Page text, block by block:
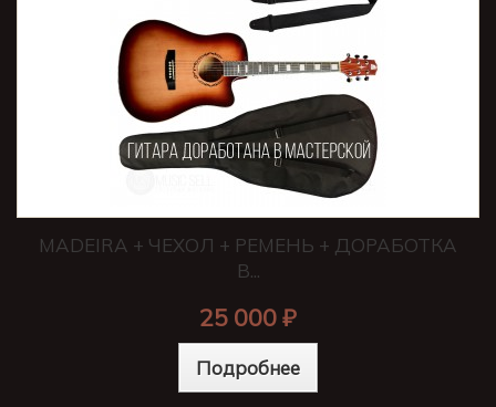
MADEIRA + ЧЕХОЛ + РЕМЕНЬ + ДОРАБОТКА
В...
25 000 ₽
Подробнее